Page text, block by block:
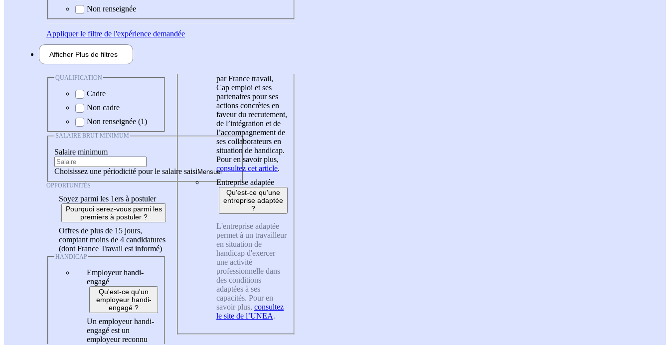
Non renseignée
Appliquerle filtre de l'expérience demandée
Afficher Plus de filtres
QUALIFICATION
Cadre
Non cadre
Non renseignée (1)
SALAIRE BRUT MINIMUM
Salaire minimum
Choisissez une périodicité pour le salaire saisi
OPPORTUNITÉS
Soyez parmi les 1ers à postuler
Pourquoi serez-vous parmi les
premiers à postuler ?
Offres de plus de 15 jours,
comptant moins de 4 candidatures
(dont France Travail est informé)
HANDICAP
Employeur handi-
engagé
Qu'est-ce qu'un
employeur handi-
engagé ?
Un employeur handi-
engagé est un
employeur reconnu
par France travail,
Cap emploi et ses
partenaires pour ses
actions concrètes en
faveur du recrutement,
de l’intégration et de
l’accompagnement de
ses collaborateurs en
situation de handicap.
Pour en savoir plus,
consultez cet article.
Entreprise adaptée
Qu'est-ce qu'une
entreprise adaptée
?
L'entreprise adaptée
permet à un travailleur
en situation de
handicap d'exercer
une activité
professionnelle dans
des conditions
adaptées à ses
capacités. Pour en
savoir plus, consultez
le site de l’UNEA.